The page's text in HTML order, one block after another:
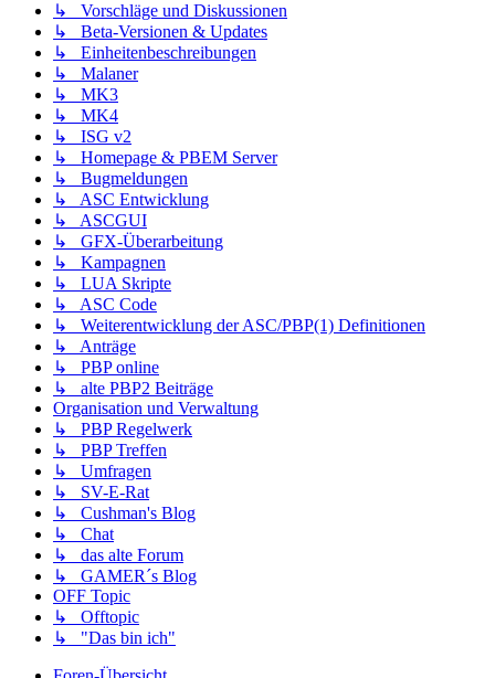
↳ Vorschläge und Diskussionen
↳ Beta-Versionen & Updates
↳ Einheitenbeschreibungen
↳ Malaner
↳ MK3
↳ MK4
↳ ISG v2
↳ Homepage & PBEM Server
↳ Bugmeldungen
↳ ASC Entwicklung
↳ ASCGUI
↳ GFX-Überarbeitung
↳ Kampagnen
↳ LUA Skripte
↳ ASC Code
↳ Weiterentwicklung der ASC/PBP(1) Definitionen
↳ Anträge
↳ PBP online
↳ alte PBP2 Beiträge
Organisation und Verwaltung
↳ PBP Regelwerk
↳ PBP Treffen
↳ Umfragen
↳ SV-E-Rat
↳ Cushman's Blog
↳ Chat
↳ das alte Forum
↳ GAMER´s Blog
OFF Topic
↳ Offtopic
↳ "Das bin ich"